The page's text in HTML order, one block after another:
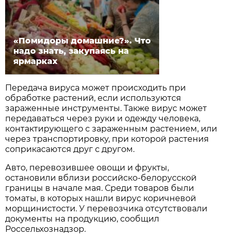
«Помидоры домашние?». Что
надо знать, закупаясь на
ярмарках
Передача вируса может происходить при
обработке растений, если используются
зараженные инструменты. Также вирус может
передаваться через руки и одежду человека,
контактирующего с зараженным растением, или
через транспортировку, при которой растения
соприкасаются друг с другом.
Авто, перевозившее овощи и фрукты,
остановили вблизи российско-белорусской
границы в начале мая. Среди товаров были
томаты, в которых нашли вирус коричневой
морщинистости. У перевозчика отсутствовали
документы на продукцию, сообщил
Россельхознадзор.